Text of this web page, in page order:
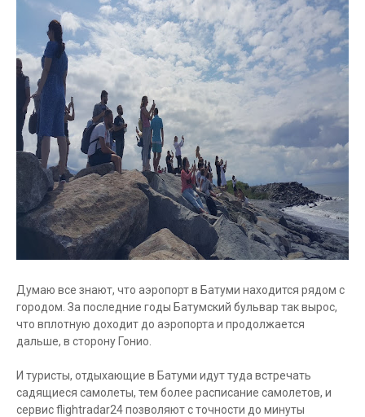
Думаю все знают, что аэропорт в Батуми находится рядом с
городом. За последние годы Батумский бульвар так вырос,
что вплотную доходит до аэропорта и продолжается
дальше, в сторону Гонио.
И туристы, отдыхающие в Батуми идут туда встречать
садящиеся самолеты, тем более расписание самолетов, и
сервис flightradar24 позволяют с точности до минуты